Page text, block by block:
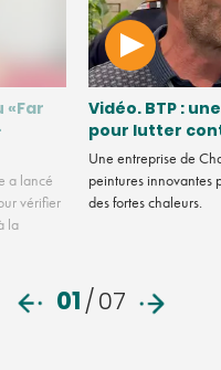
«Far
a lancé
vérifier
la
Vidéo. BTP :
pour lutter
Une entreprise de
peintures innovantes
des fortes chaleurs.
01/07